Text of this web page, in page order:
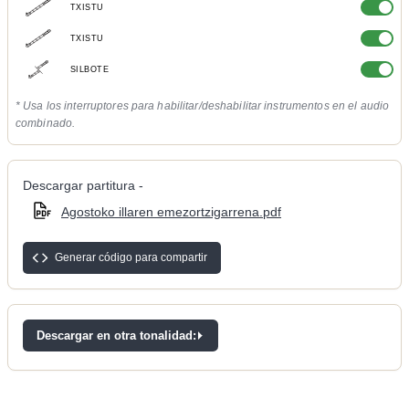
TXISTU
TXISTU
SILBOTE
* Usa los interruptores para habilitar/deshabilitar instrumentos en el audio
combinado.
Descargar partitura -
Agostoko illaren emezortzigarrena.pdf
Generar código para compartir
Descargar en otra tonalidad: